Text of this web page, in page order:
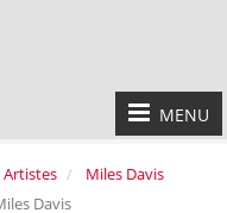
MENU
Artistes
Miles Davis
Davis